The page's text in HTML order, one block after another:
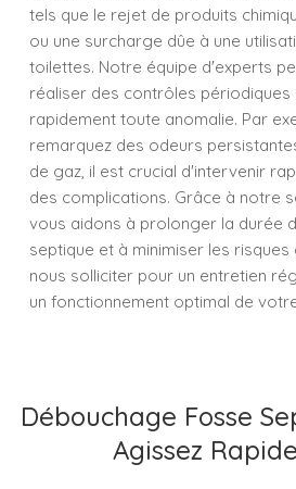
tels que le rejet de produits
ou une surcharge dûe à une
toilettes. Notre équipe d'experts
réaliser des contrôles
rapidement toute anomalie. Par
remarquez des odeurs
de gaz, il est crucial d'intervenir
des complications. Grâce à notre
vous aidons à prolonger la durée
septique et à minimiser les risques
nous solliciter pour un entretien
un fonctionnement optimal de
Débouchage Fosse
Agissez